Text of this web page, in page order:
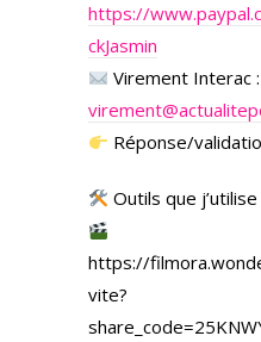
https://
ckJasmin
Virement Interac :
Réponse/
Outils que j’utilise
https://
vite?